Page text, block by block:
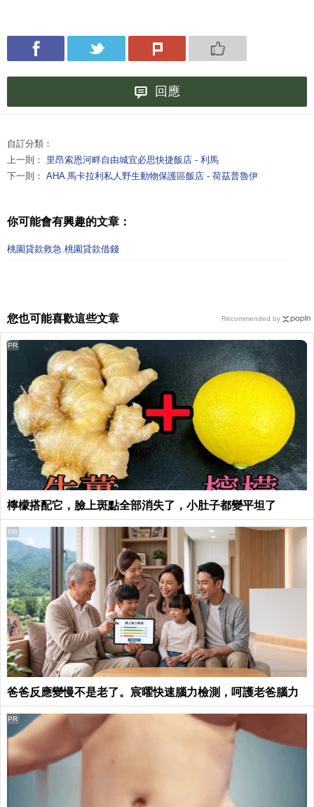
回應
自訂分類：
上一則： 里昂索恩河畔自由城宜必思快捷飯店 - 利馬
下一則： AHA 馬卡拉利私人野生動物保護區飯店 - 荷茲普魯伊
你可能會有興趣的文章：
桃園貸款救急.桃園貸款借錢
您也可能喜歡這些文章
檸檬搭配它，臉上斑點全部消失了，小肚子都變平坦了
PR
爸爸反應變慢不是老了。宸曜快速腦力檢測，呵護老爸腦力
PR
PR
Recommended by